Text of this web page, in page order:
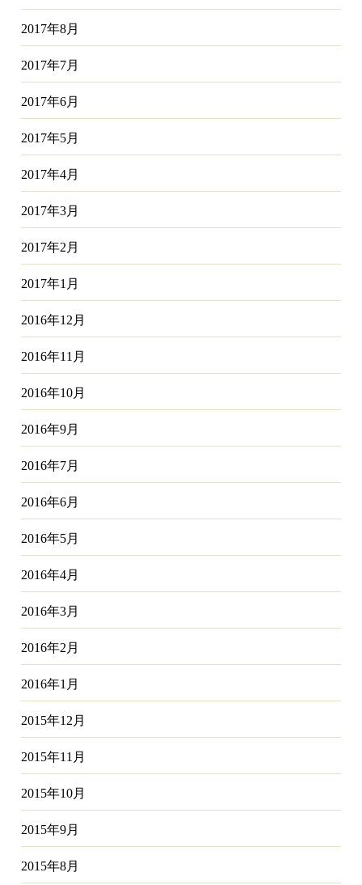
2017年8月
2017年7月
2017年6月
2017年5月
2017年4月
2017年3月
2017年2月
2017年1月
2016年12月
2016年11月
2016年10月
2016年9月
2016年7月
2016年6月
2016年5月
2016年4月
2016年3月
2016年2月
2016年1月
2015年12月
2015年11月
2015年10月
2015年9月
2015年8月